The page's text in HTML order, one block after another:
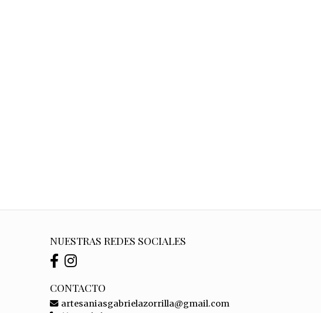
NUESTRAS REDES SOCIALES
CONTACTO
artesaniasgabrielazorrilla@gmail.com